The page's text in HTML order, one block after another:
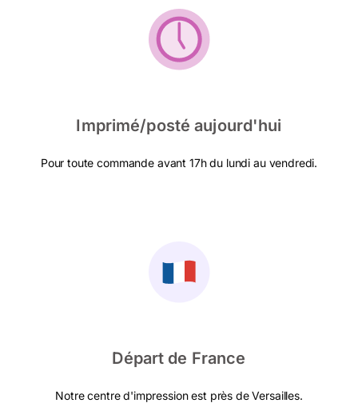
Imprimé/posté aujourd'hui
Pour toute commande avant 17h du lundi au vendredi.
Départ de France
Notre centre d'impression est près de Versailles.